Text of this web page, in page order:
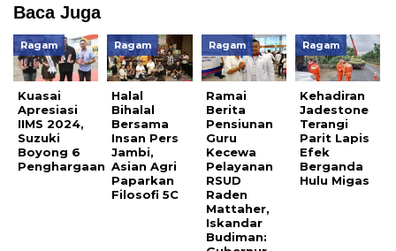
Baca Juga
Ragam
Kuasai
Apresiasi
IIMS 2024,
Suzuki
Boyong 6
Penghargaan
Ragam
Halal
Bihalal
Bersama
Insan Pers
Jambi,
Asian Agri
Paparkan
Filosofi 5C
Ragam
Ramai
Berita
Pensiunan
Guru
Kecewa
Pelayanan
RSUD
Raden
Mattaher,
Iskandar
Budiman:
Ragam
Kehadiran
Jadestone
Terangi
Parit Lapis
Efek
Berganda
Hulu Migas